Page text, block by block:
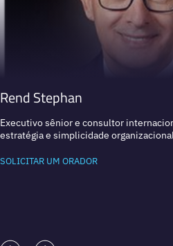
Rend Stephan
Executivo sênior e consultor
estratégia e simplicidade
SOLICITAR UM ORADOR